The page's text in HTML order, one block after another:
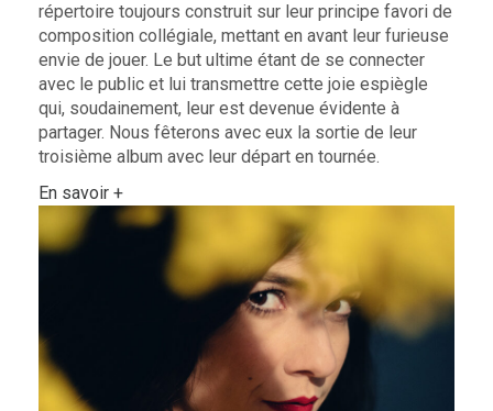
répertoire toujours construit sur leur principe favori de
composition collégiale, mettant en avant leur furieuse
envie de jouer. Le but ultime étant de se connecter
avec le public et lui transmettre cette joie espiègle
qui, soudainement, leur est devenue évidente à
partager. Nous fêterons avec eux la sortie de leur
troisième album avec leur départ en tournée.
En savoir +